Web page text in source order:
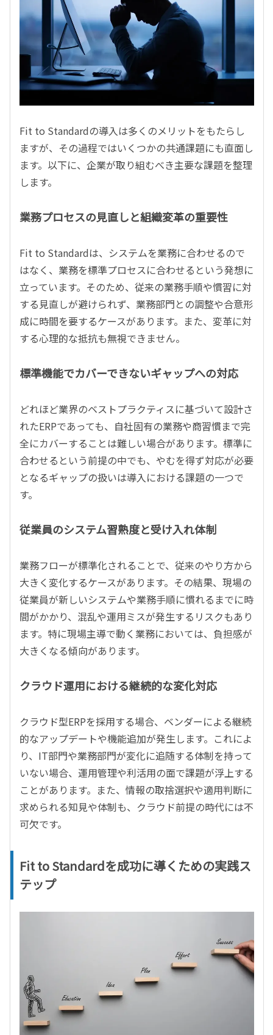
Fit to Standardの導入は多くのメリットをもたらし
ますが、その過程ではいくつかの共通課題にも直面し
ます。以下に、企業が取り組むべき主要な課題を整理
します。
業務プロセスの見直しと組織変革の重要性
Fit to Standardは、システムを業務に合わせるので
はなく、業務を標準プロセスに合わせるという発想に
立っています。そのため、従来の業務手順や慣習に対
する見直しが避けられず、業務部門との調整や合意形
成に時間を要するケースがあります。また、変革に対
する心理的な抵抗も無視できません。
標準機能でカバーできないギャップへの対応
どれほど業界のベストプラクティスに基づいて設計さ
れたERPであっても、自社固有の業務や商習慣まで完
全にカバーすることは難しい場合があります。標準に
合わせるという前提の中でも、やむを得ず対応が必要
となるギャップの扱いは導入における課題の一つで
す。
従業員のシステム習熟度と受け入れ体制
業務フローが標準化されることで、従来のやり方から
大きく変化するケースがあります。その結果、現場の
従業員が新しいシステムや業務手順に慣れるまでに時
間がかかり、混乱や運用ミスが発生するリスクもあり
ます。特に現場主導で動く業務においては、負担感が
大きくなる傾向があります。
クラウド運用における継続的な変化対応
クラウド型ERPを採用する場合、ベンダーによる継続
的なアップデートや機能追加が発生します。これによ
り、IT部門や業務部門が変化に追随する体制を持って
いない場合、運用管理や利活用の面で課題が浮上する
ことがあります。また、情報の取捨選択や適用判断に
求められる知見や体制も、クラウド前提の時代には不
可欠です。
Fit to Standardを成功に導くための実践ス
テップ